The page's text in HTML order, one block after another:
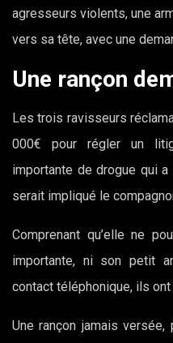
agresseurs violents, une
vers sa tête, avec une
Une rançon
Les trois ravisseurs
000€ pour régler un
importante de drogue qui
serait impliqué le
Comprenant qu’elle ne
importante, ni son petit
contact téléphonique, ils
Une rançon jamais